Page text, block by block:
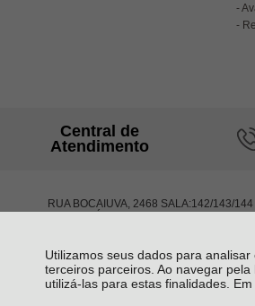
Utilizamos seus dados para
terceiros parceiros. Ao navegar
utilizá-las para estas finalidades.
Central de
Atendimento
RUA BOCAIUVA, 2468 SALA:142/143/
FLORIANÓPOLIS - SC